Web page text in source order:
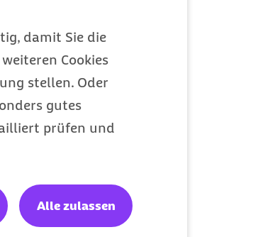
damit Sie die
Cookies
stellen. Oder
gutes
prüfen und
Alle zulassen
mit Glukose-
Ernährung